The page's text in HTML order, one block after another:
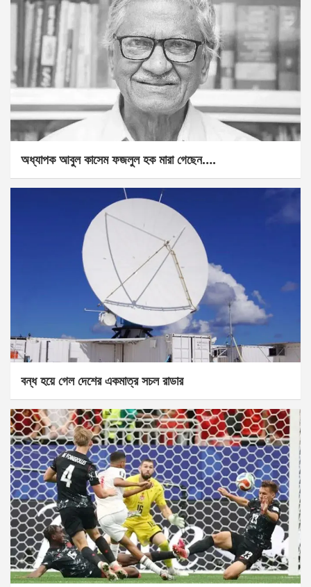
অধ্যাপক আবুল কাসেম ফজলুল হক মারা গেছেন….
বন্ধ হয়ে গেল দেশের একমাত্র সচল রাডার